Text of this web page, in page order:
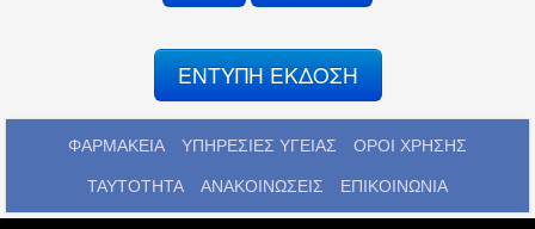
ΕΝΤΥΠΗ ΕΚΔΟΣΗ
ΦΑΡΜΑΚΕΙΑ ΥΠΗΡΕΣΙΕΣ ΥΓΕΙΑΣ ΟΡΟΙ ΧΡΗΣΗΣ
ΤΑΥΤΟΤΗΤΑ ΑΝΑΚΟΙΝΩΣΕΙΣ ΕΠΙΚΟΙΝΩΝΙΑ